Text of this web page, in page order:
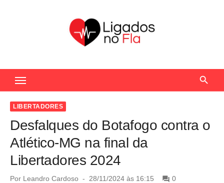
c
LIBERTADORES
Desfalques do Botafogo contra o
Atlético-MG na final da
Libertadores 2024
Por Leandro Cardoso
P
28/11/2024 às 16:15 0